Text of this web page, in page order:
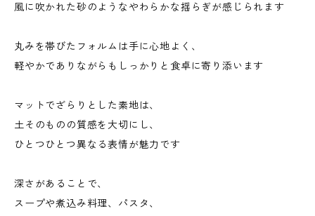
風に吹かれた砂のようなやわらかな揺らぎが感じられます
丸みを帯びたフォルムは手に心地よく、
軽やかでありながらもしっかりと食卓に寄り添います
マットでざらりとした素地は、
土そのものの質感を大切にし、
ひとつひとつ異なる表情が魅力です
深さがあることで、
スープや煮込み料理、パスタ、